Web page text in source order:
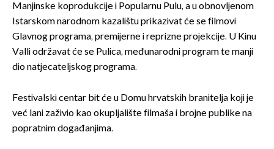
Manjinske koprodukcije i Popularnu Pulu, a u obnovljenom
Istarskom narodnom kazalištu prikazivat će se filmovi
Glavnog programa, premijerne i reprizne projekcije. U Kinu
Valli održavat će se Pulica, međunarodni program te manji
dio natjecateljskog programa.
Festivalski centar bit će u Domu hrvatskih branitelja koji je
već lani zaživio kao okupljalište filmaša i brojne publike na
popratnim događanjima.